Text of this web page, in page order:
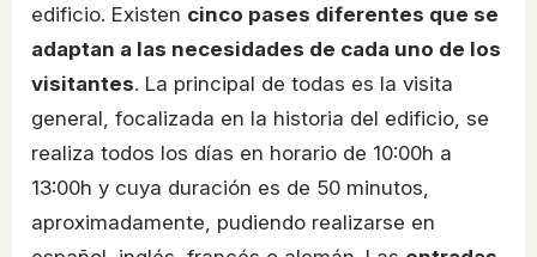
edificio. Existen cinco pases diferentes que se
adaptan a las necesidades de cada uno de los
visitantes. La principal de todas es la visita
general, focalizada en la historia del edificio, se
realiza todos los días en horario de 10:00h a
13:00h y cuya duración es de 50 minutos,
aproximadamente, pudiendo realizarse en